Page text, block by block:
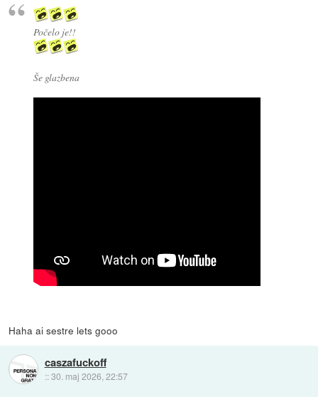
Počelo je!!
Še glazbena
Haha ai sestre lets gooo
caszafuckoff
::30. maj 2026, 22:57